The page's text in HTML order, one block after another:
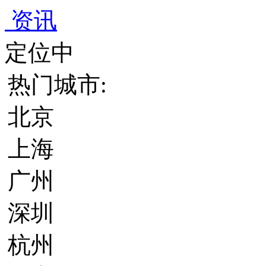
资讯
定位中
热门城市:
北京
上海
广州
深圳
杭州